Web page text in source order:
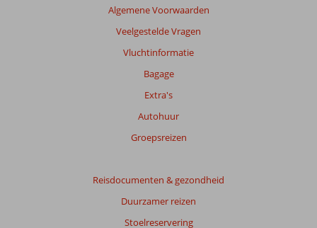
Algemene Voorwaarden
Veelgestelde Vragen
Vluchtinformatie
Bagage
Extra's
Autohuur
Groepsreizen
Reisdocumenten & gezondheid
Duurzamer reizen
Stoelreservering